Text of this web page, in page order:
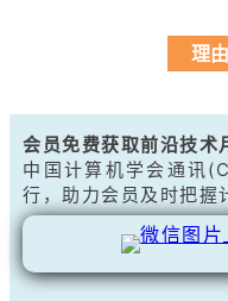
理
会员免费获取前沿技术
中国计算机学会通讯
行，助力会员及时把握